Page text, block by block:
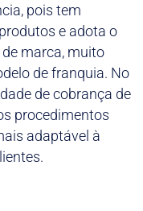
pois tem
e adota o
marca, muito
de franquia. No
de cobrança de
procedimentos
adaptável à